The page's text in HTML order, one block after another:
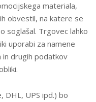
materiala,
obvestil, na katere se
soglašal. Trgovec lahko
uporabi za namene
in drugih podatkov
DHL, UPS ipd.) bo